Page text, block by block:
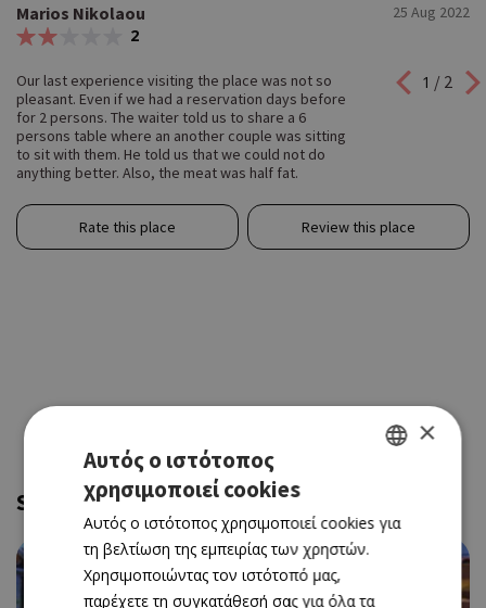
Marios Nikolaou
2
25 Aug 2022
Our last experience visiting the place was not so
pleasant. Even if we had a reservation days before
for 2 persons. The waiter told us to share a 6
persons table where an another couple was sitting
to sit with them. He told us that we could not do
anything better. Also, the meat was half fat.
1 / 2
Rate this place Review this place
Similar and near
ENGLISH
×
Αυτός ο ιστότοπος
χρησιμοποιεί cookies
Αυτός ο ιστότοπος χρησιμοποιεί cookies για
τη βελτίωση της εμπειρίας των χρηστών.
Χρησιμοποιώντας τον ιστότοπό μας,
παρέχετε τη συγκατάθεσή σας για όλα τα